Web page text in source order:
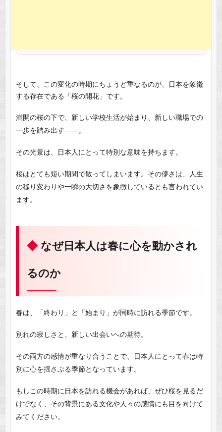
そして、この変化の時期にちょうど重なるのが、日本を象徴
する存在である「桜の開花」です。
満開の桜の下で、新しい学校生活が始まり、新しい職場での
一歩を踏み出す――。
その光景は、日本人にとって特別な意味を持ちます。
桜はとても短い期間で散ってしまいます。その儚さは、人生
の移り変わりや一瞬の大切さを象徴しているとも言われてい
ます。
なぜ日本人は春に心を動かされ
るのか
春は、「終わり」と「始まり」が同時に訪れる季節です。
別れの寂しさと、新しい出会いへの期待。
その両方の感情が重なり合うことで、日本人にとって春は特
別に心を揺さぶる季節となっています。
もしこの時期に日本を訪れる機会があれば、ぜひ桜を見るだ
けでなく、その背景にある文化や人々の感情にも目を向けて
みてください。